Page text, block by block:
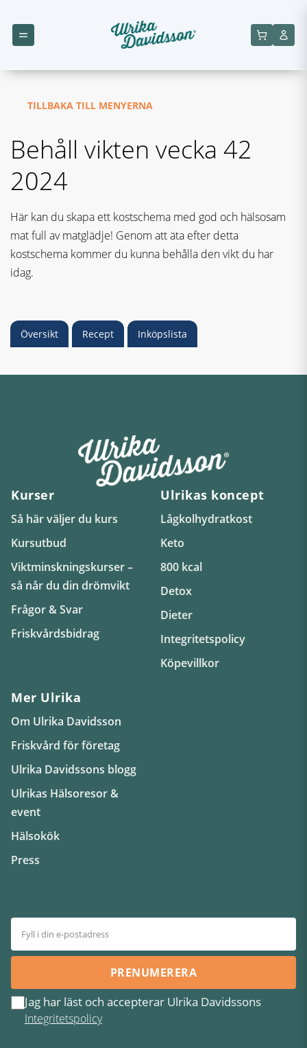
TILLBAKA TILL MENYERNA
Behåll vikten vecka 42
2024
Här kan du skapa ett kostschema med god och hälsosam
mat full av matglädje! Genom att äta efter detta
kostschema kommer du kunna behålla den vikt du har
idag.
Översikt Recept Inköpslista
Kurser
Så här väljer du kurs
Kursutbud
Viktminskningskurser –
så når du din drömvikt
Frågor & Svar
Friskvårdsbidrag
Ulrikas koncept
Lågkolhydratkost
Keto
800 kcal
Detox
Dieter
Integritetspolicy
Köpevillkor
Mer Ulrika
Om Ulrika Davidsson
Friskvård för företag
Ulrika Davidssons blogg
Ulrikas Hälsoresor &
event
Hälsokök
Press
PRENUMERERA
Jag har läst och accepterar Ulrika Davidssons
Integritetspolicy